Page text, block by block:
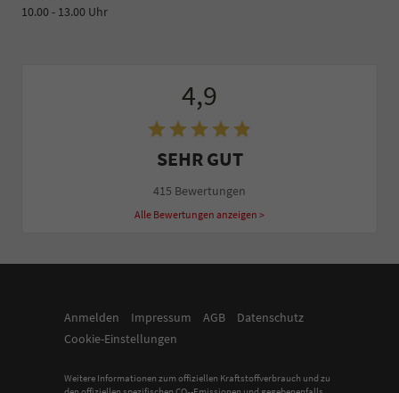
10.00 - 13.00 Uhr
4,9
SEHR GUT
415 Bewertungen
Alle Bewertungen anzeigen >
Anmelden Impressum AGB
Datenschutz
Cookie-Einstellungen
Weitere Informationen zum offiziellen Kraftstoffverbrauch und zu